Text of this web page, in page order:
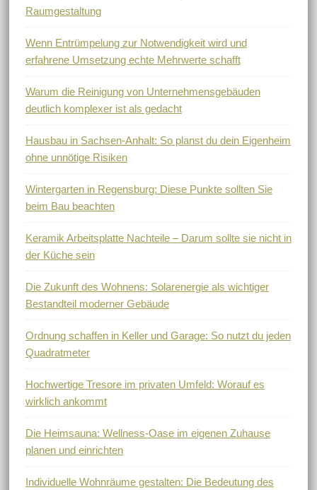
Raumgestaltung
Wenn Entrümpelung zur Notwendigkeit wird und
erfahrene Umsetzung echte Mehrwerte schafft
Warum die Reinigung von Unternehmensgebäuden
deutlich komplexer ist als gedacht
Hausbau in Sachsen-Anhalt: So planst du dein Eigenheim
ohne unnötige Risiken
Wintergarten in Regensburg: Diese Punkte sollten Sie
beim Bau beachten
Keramik Arbeitsplatte Nachteile – Darum sollte sie nicht in
der Küche sein
Die Zukunft des Wohnens: Solarenergie als wichtiger
Bestandteil moderner Gebäude
Ordnung schaffen in Keller und Garage: So nutzt du jeden
Quadratmeter
Hochwertige Tresore im privaten Umfeld: Worauf es
wirklich ankommt
Die Heimsauna: Wellness-Oase im eigenen Zuhause
planen und einrichten
Individuelle Wohnräume gestalten: Die Bedeutung des